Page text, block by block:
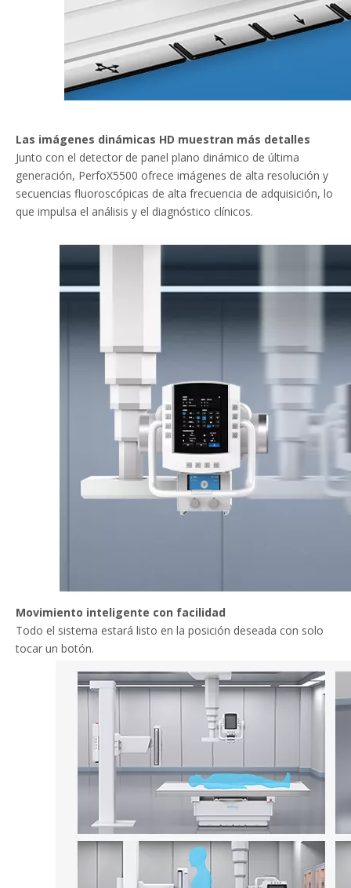
Las imágenes dinámicas HD muestran más detalles
Junto con el detector de panel plano dinámico de última
generación, PerfoX5500 ofrece imágenes de alta resolución y
secuencias fluoroscópicas de alta frecuencia de adquisición, lo
que impulsa el análisis y el diagnóstico clínicos.
Movimiento inteligente con facilidad
Todo el sistema estará listo en la posición deseada con solo
tocar un botón.